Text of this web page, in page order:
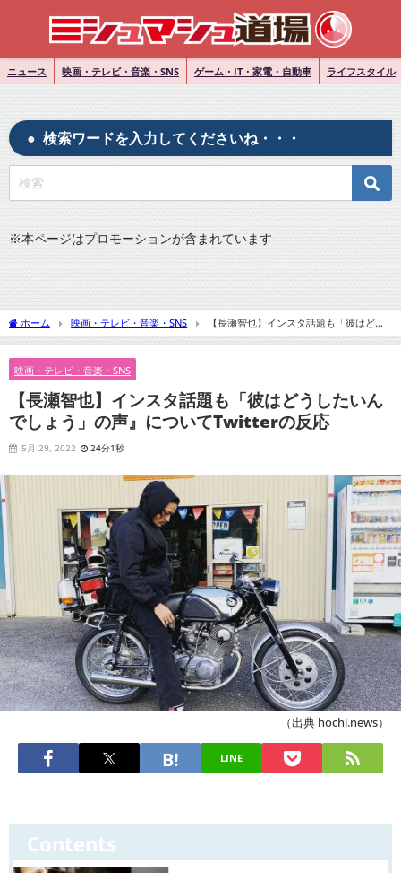
ニュース 映画・テレビ・音楽・SNS ゲーム・IT・家電・自動車 ライフスタイル
検索ワードを入力してくださいね・・・
※本ページはプロモーションが含まれています
ホーム 映画・テレビ・音楽・SNS
【長瀬智也】インスタ話題も「彼はどう
したいんでしょう」の声』についてTwitterの反応
映画・テレビ・音楽・SNS
【長瀬智也】インスタ話題も「彼はどうしたいん
でしょう」の声』についてTwitterの反応
5月 29, 2022 24分1秒
（出典 hochi.news）
LINE
Contents